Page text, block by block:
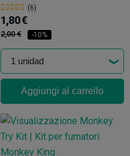
(6)
1,80 €
2,00 € -10%
Aggiungi al carrello